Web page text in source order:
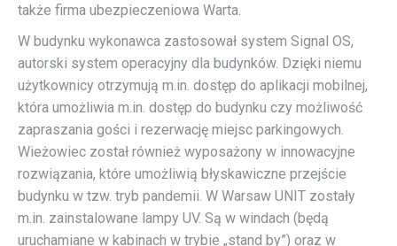
także firma ubezpieczeniowa Warta.
W budynku wykonawca zastosował system Signal OS,
autorski system operacyjny dla budynków. Dzięki niemu
użytkownicy otrzymują m.in. dostęp do aplikacji mobilnej,
która umożliwia m.in. dostęp do budynku czy możliwość
zapraszania gości i rezerwację miejsc parkingowych.
Wieżowiec został również wyposażony w innowacyjne
rozwiązania, które umożliwią błyskawiczne przejście
budynku w tzw. tryb pandemii. W Warsaw UNIT zostały
m.in. zainstalowane lampy UV. Są w windach (będą
uruchamiane w kabinach w trybie „stand by”) oraz w